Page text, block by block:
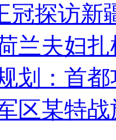
冠探访新
兰夫妇
划：首
区某特